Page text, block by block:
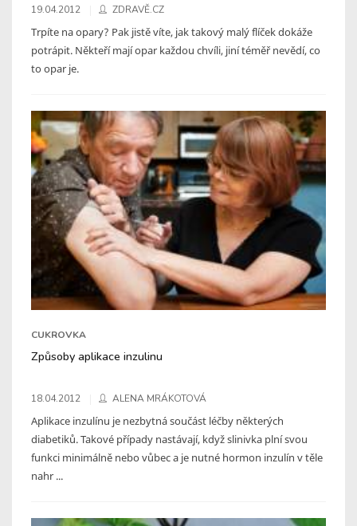
19.04.2012 ZDRAVĚ.CZ
Trpíte na opary? Pak jistě víte, jak takový malý flíček dokáže
potrápit. Někteří mají opar každou chvíli, jiní téměř nevědí, co
to opar je.
CUKROVKA
Způsoby aplikace inzulinu
18.04.2012 ALENA MRÁKOTOVÁ
Aplikace inzulínu je nezbytná součást léčby některých
diabetiků. Takové případy nastávají, když slinivka plní svou
funkci minimálně nebo vůbec a je nutné hormon inzulín v těle
nahr ...